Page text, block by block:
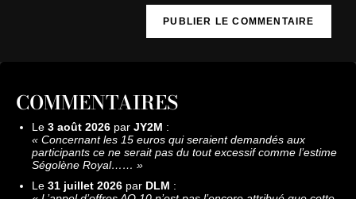
COMMENTAIRES
Le 3 août 2026 par JY2M :
« Concernant les 15 euros qui seraient demandés aux
participants ce ne serait pas du tout excessif comme l’estime
Ségolène Royal…… »
Le 31 juillet 2026 par DLM :